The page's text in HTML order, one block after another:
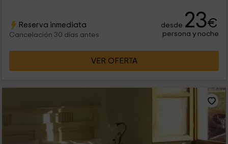
Reserva inmediata
Cancelación 30 días antes
desde 23€
persona y noche
VER OFERTA